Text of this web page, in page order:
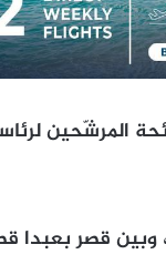
المرشّحين
وبين قصر بعبدا